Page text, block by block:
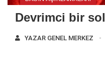
Devrimci bir
YAZAR GENEL MERKEZ